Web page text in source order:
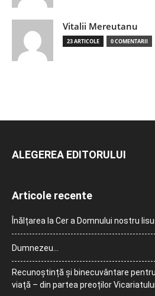
Vitalii Mereutanu
23 ARTICOLE 0 COMENTARII
ALEGEREA EDITORULUI
Articole recente
Înălțarea la Cer a Domnului nostru
Dumnezeu…
Recunoștință și binecuvântare
viață – din partea preoților